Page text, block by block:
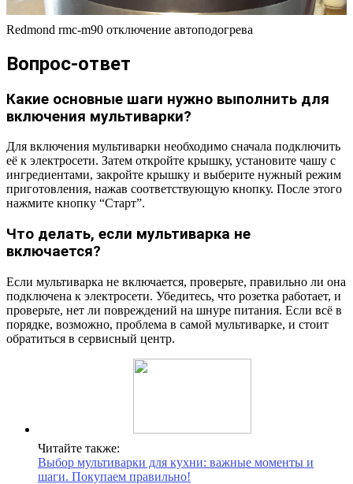
Redmond rmc-m90 отключение автоподогрева
Вопрос-ответ
Какие основные шаги нужно выполнить для
включения мультиварки?
Для включения мультиварки необходимо сначала подключить
её к электросети. Затем откройте крышку, установите чашу с
ингредиентами, закройте крышку и выберите нужный режим
приготовления, нажав соответствующую кнопку. После этого
нажмите кнопку “Старт”.
Что делать, если мультиварка не
включается?
Если мультиварка не включается, проверьте, правильно ли она
подключена к электросети. Убедитесь, что розетка работает, и
проверьте, нет ли повреждений на шнуре питания. Если всё в
порядке, возможно, проблема в самой мультиварке, и стоит
обратиться в сервисный центр.
Читайте также:
Выбор мультиварки для кухни: важные моменты и
шаги. Покупаем правильно!